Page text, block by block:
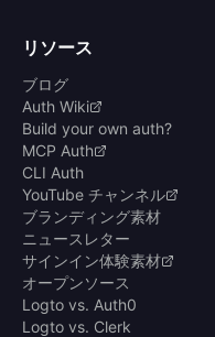
リソース
ブログ
Auth Wiki
Build your own auth?
MCP Auth
CLI Auth
YouTube チャンネル
ブランディング素材
ニュースレター
サインイン体験素材
オープンソース
Logto vs. Auth0
Logto vs. Clerk